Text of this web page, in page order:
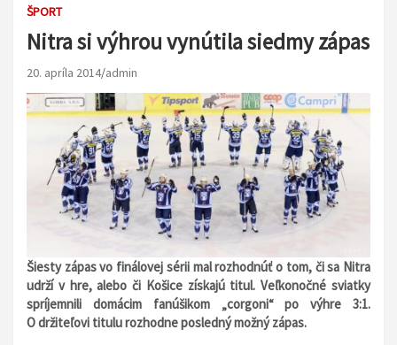
ŠPORT
Nitra si výhrou vynútila siedmy zápas
20. apríla 2014 admin
Šiesty zápas vo finálovej sérii mal rozhodnúť o tom, či sa Nitra
udrží v hre, alebo či Košice získajú titul. Veľkonočné sviatky
spríjemnili domácim fanúšikom „corgoni“ po výhre 3:1.
O držiteľovi titulu rozhodne posledný možný zápas.